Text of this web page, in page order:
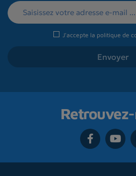
J'accepte la politique de